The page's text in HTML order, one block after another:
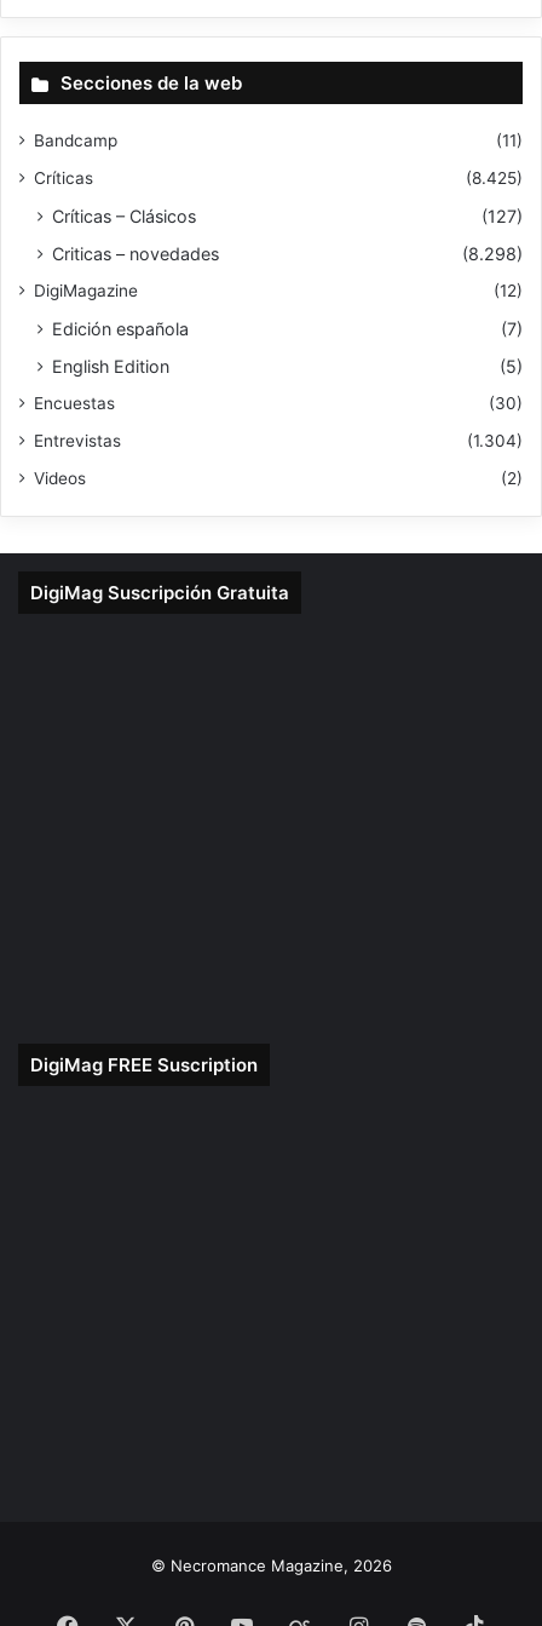
Secciones de la web
Bandcamp
(11)
Críticas
(8.425)
Críticas – Clásicos
(127)
Criticas – novedades
(8.298)
DigiMagazine (12)
Edición española
(7)
English Edition
(5)
Encuestas
(30)
Entrevistas
(1.304)
Videos
(2)
DigiMag Suscripción Gratuita
DigiMag FREE Suscription
© Necromance Magazine, 2026